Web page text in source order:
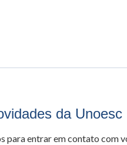
da Unoesc
para entrar em contato com